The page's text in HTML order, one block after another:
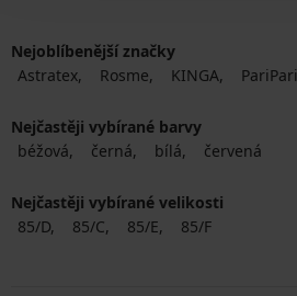
Nejoblíbenější značky
Astratex
Rosme KINGA PariPari
Nejčastěji vybírané barvy
béžová
černá bílá červená
Nejčastěji vybírané velikosti
85/D
85/C 85/E 85/F